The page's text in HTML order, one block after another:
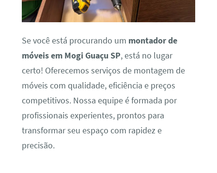
Se você está procurando um montador de
móveis em Mogi Guaçu SP, está no lugar
certo! Oferecemos serviços de montagem de
móveis com qualidade, eficiência e preços
competitivos. Nossa equipe é formada por
profissionais experientes, prontos para
transformar seu espaço com rapidez e
precisão.